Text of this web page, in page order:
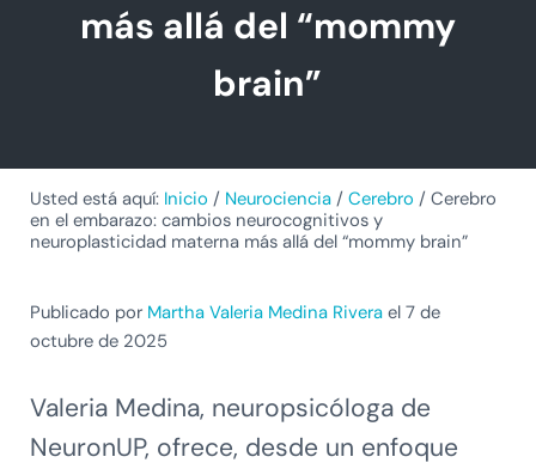
más allá del “mommy
brain”
Usted está aquí: Inicio / Neurociencia / Cerebro / Cerebro
en el embarazo: cambios neurocognitivos y
neuroplasticidad materna más allá del “mommy brain”
Publicado por Martha Valeria Medina Riverael 7 de
octubre de 2025
Valeria Medina, neuropsicóloga de
NeuronUP, ofrece, desde un enfoque